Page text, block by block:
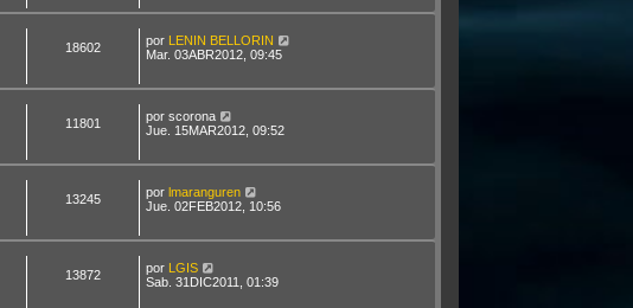
18602 por LENIN BELLORIN
Mar. 03ABR2012, 09:45
11801 por scorona
Jue. 15MAR2012, 09:52
13245 por lmaranguren
Jue. 02FEB2012, 10:56
13872 por LGIS
Sab. 31DIC2011, 01:39